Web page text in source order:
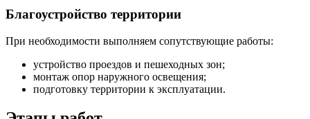
Благоустройство территории
При необходимости выполняем сопутствующие работы:
устройство проездов и пешеходных зон;
монтаж опор наружного освещения;
подготовку территории к эксплуатации.